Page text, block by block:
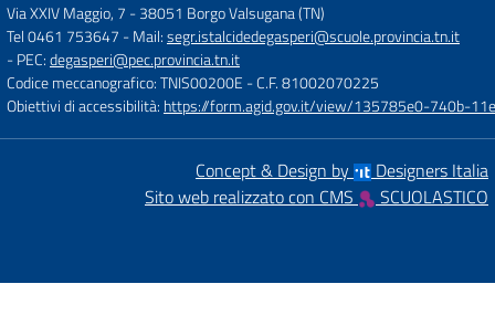
Via XXIV Maggio, 7 -38051 Borgo Valsugana (TN)
Tel 0461 753647 - Mail:segr.istalcidedegasperi@scuole.provincia.tn.it
- PEC:degasperi@pec.provincia.tn.it
Codice meccanografico: TNIS00200E - C.F. 81002070225
Obiettivi di accessibilità: https://form.agid.gov.it/view/135785e0-740b-
Concept & Design by
Designers Italia
Sito web realizzato con CMS
SCUOLASTICO